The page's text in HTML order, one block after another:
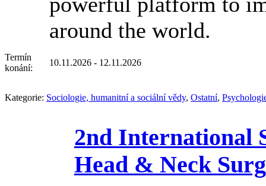
around the world.
Termín
konání:
10.11.2026 - 12.11.2026
Kategorie: Sociologie, humanitní a sociální vědy, Ostatní,
2nd International
Head & Neck